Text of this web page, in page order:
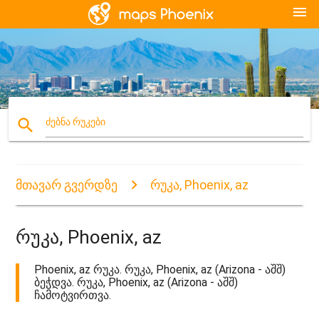
menu
search ძებნა რუკები
მთავარ გვერდზე რუკა, Phoenix, az
რუკა, Phoenix, az
Phoenix, az რუკა. რუკა, Phoenix, az (Arizona - აშშ)
ბეჭდვა. რუკა, Phoenix, az (Arizona - აშშ)
ჩამოტვირთვა.